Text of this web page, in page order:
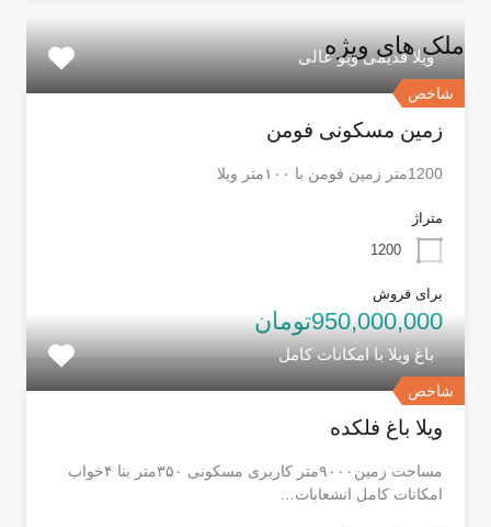
ملک های ویژه
شاخص
ویلا قدیمی ویو عالی
زمین مسکونی فومن
1200متر زمین فومن با ۱۰۰متر ویلا
متراژ
1200
برای فروش
950,000,000تومان
شاخص
باغ ویلا با امکانات کامل
ویلا باغ فلکده
مساحت زمین۹۰۰۰متر کاربری مسکونی ۳۵۰متر بنا ۴خواب
امکانات کامل انشعابات…